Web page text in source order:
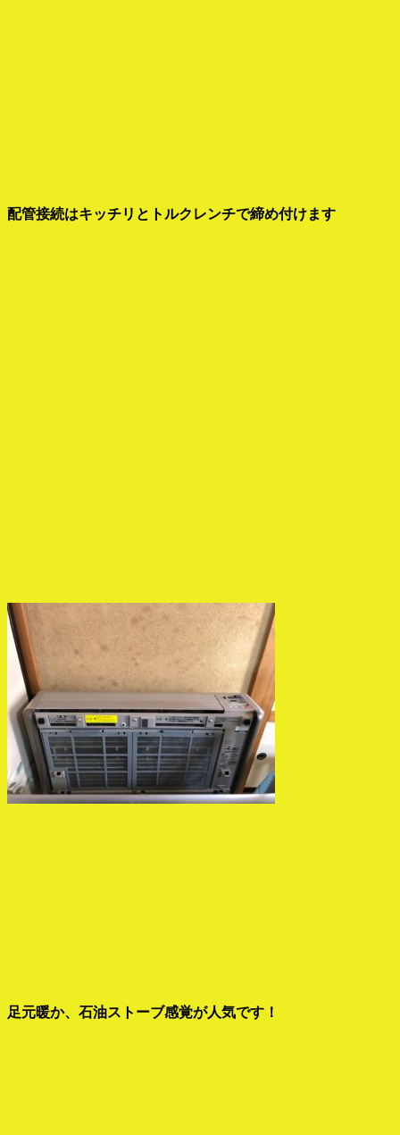
配管接続はキッチリとトルクレンチで締め付けます
足元暖か、石油ストーブ感覚が人気です！